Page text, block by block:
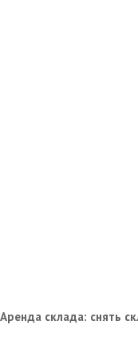
Аренда склада: снять